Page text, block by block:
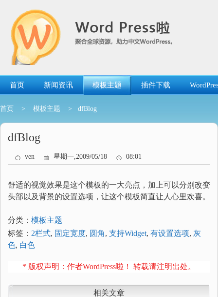
首页 新闻资讯 模板主题 插件下载
首页 > 模板主题 > dfBlog
dfBlog
ven 星期一,2009/05/18 08:01
舒适的视觉效果是这个模板的一大亮点，加上可以分别改变
头部以及背景的设置选项，让这个模板简直让人心里欢喜。
分类： 模板主题
标签： 2栏式, 固定宽度, 圆角, 支持Widget, 有设置选项, 灰
色, 白色
* 版权声明：作者WordPress啦！ 转载请注明出处。
相关文章